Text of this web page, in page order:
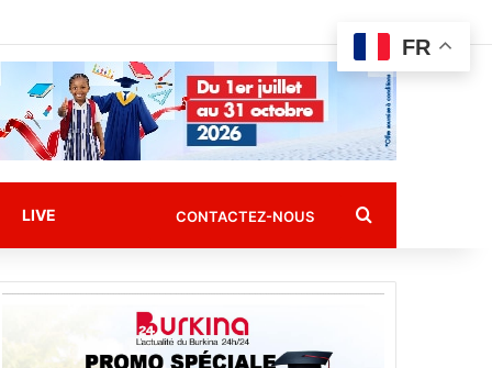
LIVE CONTACTEZ-NOUS Rechercher
FR